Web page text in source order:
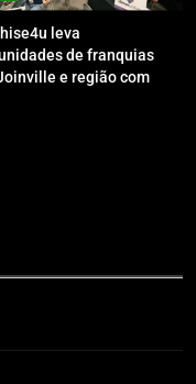
leva
de franquias
e região com